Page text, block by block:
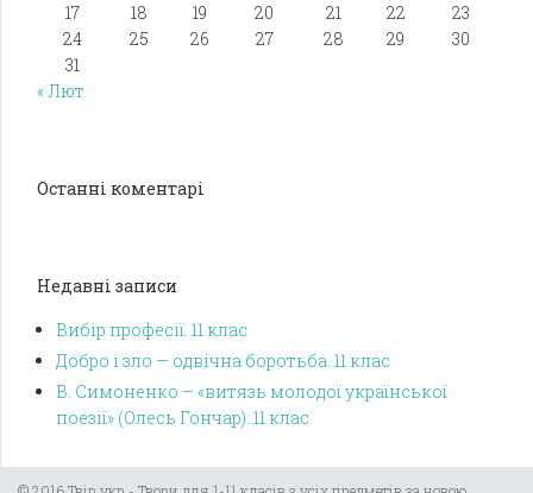
17
18 19 20 21 22
23
24
25 26 27 28 29
30
31
« Лют
Останні коментарі
Недавні записи
Вибір професії. 11 клас
Добро і зло — одвічна боротьба. 11 клас
В. Симоненко – «витязь молодої української
поезії» (Олесь Гончар). 11 клас